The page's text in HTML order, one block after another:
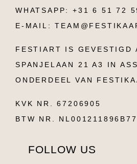
WHATSAPP: +31 6 51 72
E-MAIL:
FESTIART IS GEVESTIGD
SPANJELAAN 21 A3 IN
ONDERDEEL VAN
KVK NR. 67206905
BTW NR. NL001211896B77
FOLLOW US